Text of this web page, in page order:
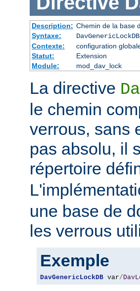
Description: Chemin de la base
Syntaxe:
DavGenericLockDB
Contexte:
configuration
Statut:
Extension
Module:
mod_dav_lock
La directive
le chemin
verrous, sans
pas absolu, il
répertoire
une base de
les verrous
Exemple
DavGenericLockDB var/